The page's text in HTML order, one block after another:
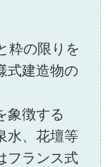
粋の限りを
式建造物の
象徴する
水、花壇等
フランス式